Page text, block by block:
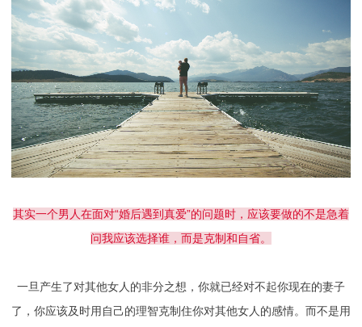
其实一个男人在面对“婚后遇到真爱”的问题时，应该要做的不是急着
问我应该选择谁，而是克制和自省。
一旦产生了对其他女人的非分之想，你就已经对不起你现在的妻子
了，你应该及时用自己的理智克制住你对其他女人的感情。而不是用